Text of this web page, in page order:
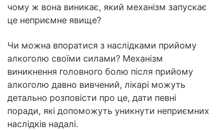
чому ж вона виникає, який механізм запускає
це неприємне явище?
Чи можна впоратися з наслідками прийому
алкоголю своїми силами? Механізм
виникнення головного болю після прийому
алкоголю давно вивчений, лікарі можуть
детально розповісти про це, дати певні
поради, які допоможуть уникнути неприємних
наслідків надалі.